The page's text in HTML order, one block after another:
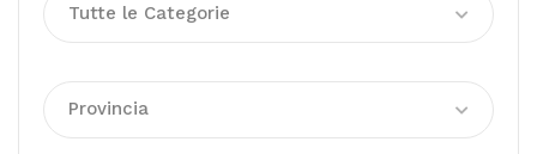
Tutte le Categorie
Provincia